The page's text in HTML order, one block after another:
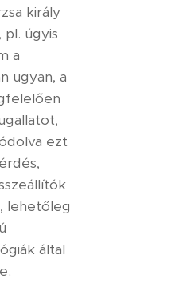
király
úgyis
a
ugyan, a
ezt
lehetőleg
által